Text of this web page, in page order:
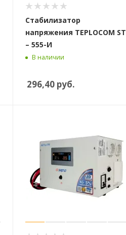
Стабилизатор
напряжения TEPLOCOM ST
– 555-И
В наличии
296,40руб.